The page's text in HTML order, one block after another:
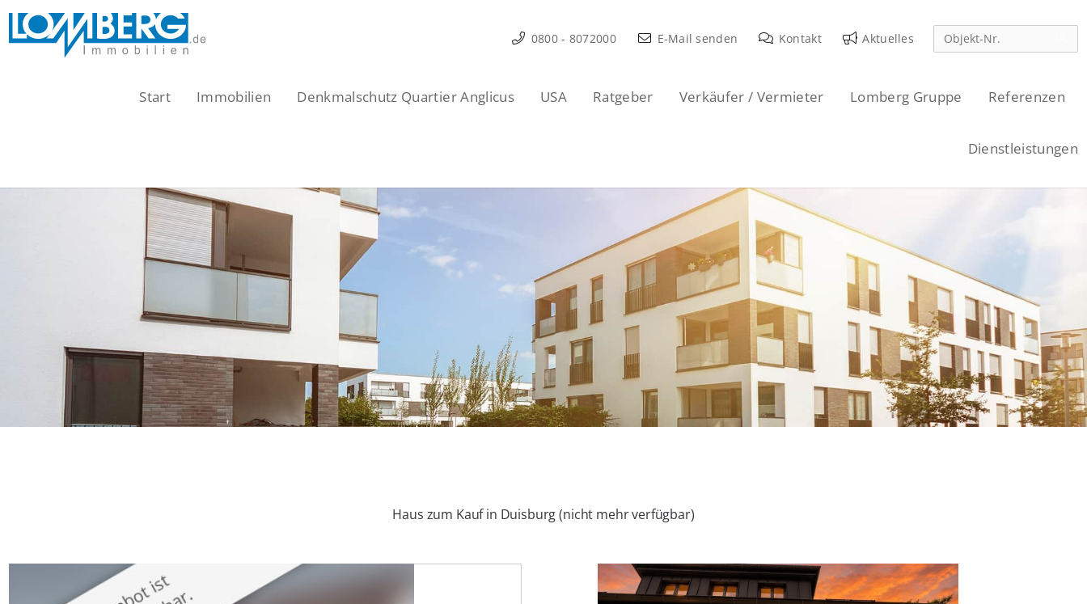
Zum
Inhalt
0800 - 8072000 E-Mail senden Kontakt Aktuelles
Start Immobilien Denkmalschutz Quartier Anglicus USA Ratgeber Verkäufer / Vermieter Lomberg Gruppe Referenzen
Dienstleistungen
Haus zum Kauf in Duisburg (nicht mehr verfügbar)